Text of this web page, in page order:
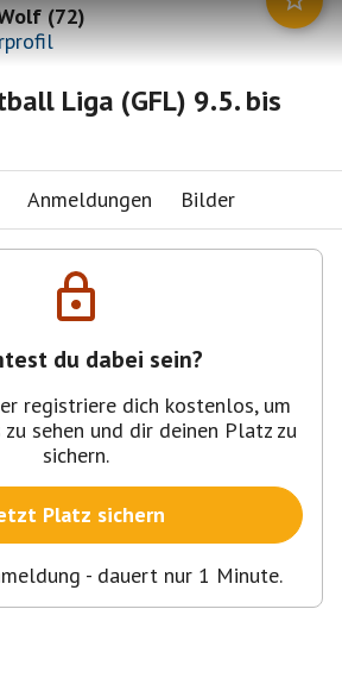
(72)
Liga (GFL) 9.5. bis
Anmeldungen Bilder
du dabei sein?
registriere dich kostenlos, um
sehen und dir deinen Platz zu
sichern.
Platz sichern
- dauert nur 1 Minute.